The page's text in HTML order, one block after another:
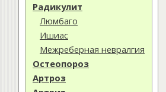
Радикулит
Люмбаго
Ишиас
Межреберная невралгия
Остеопороз
Артроз